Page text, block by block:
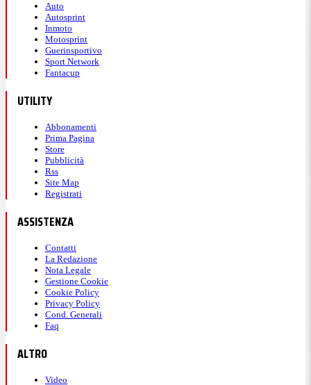
Auto
Autosprint
Inmoto
Motosprint
Guerinsportivo
Sport Network
Fantacup
UTILITY
Abbonamenti
Prima Pagina
Store
Pubblicità
Rss
Site Map
Registrati
ASSISTENZA
Contatti
La Redazione
Nota Legale
Gestione Cookie
Cookie Policy
Privacy Policy
Cond. Generali
Faq
ALTRO
Video